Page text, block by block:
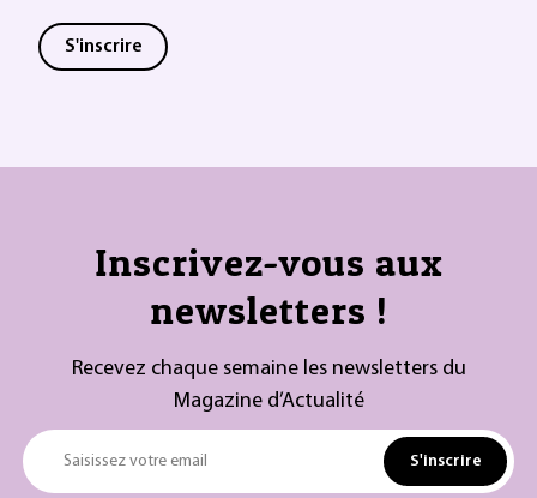
S'inscrire
Inscrivez-vous aux
newsletters !
Recevez chaque semaine les newsletters du
Magazine d’Actualité
Saisissez votre email S'inscrire